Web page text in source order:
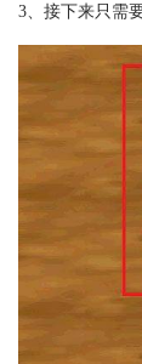
3、接下来只需